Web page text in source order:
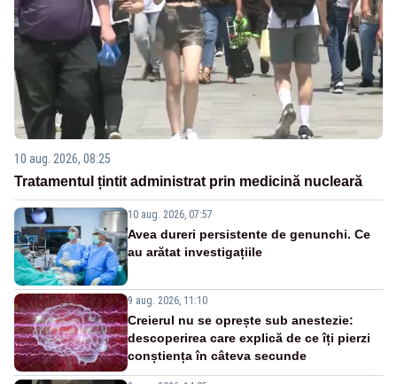
10 aug. 2026, 08:25
Tratamentul țintit administrat prin medicină nucleară
10 aug. 2026, 07:57
Avea dureri persistente de genunchi. Ce
au arătat investigațiile
9 aug. 2026, 11:10
Creierul nu se oprește sub anestezie:
descoperirea care explică de ce îți pierzi
conștiența în câteva secunde